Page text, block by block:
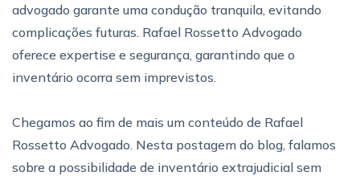
advogado garante uma condução tranquila, evitando
complicações futuras. Rafael Rossetto Advogado
oferece expertise e segurança, garantindo que o
inventário ocorra sem imprevistos.
Chegamos ao fim de mais um conteúdo de Rafael
Rossetto Advogado. Nesta postagem do blog, falamos
sobre a possibilidade de inventário extrajudicial sem